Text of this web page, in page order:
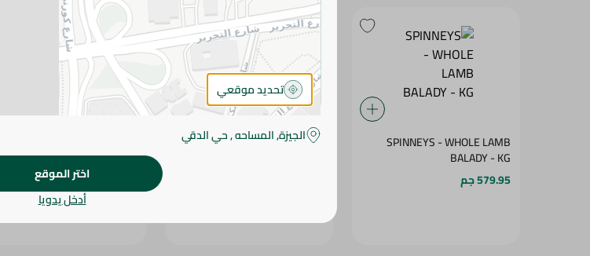
SPINNEYS - WHOLE LAMB
BALADY - KG
579.95 جم
SPINNEYS - LAMB HALF
تحديد موقعي
الجيزة, المساحه , حي الدقي
اختر الموقع
أدخل يدويا